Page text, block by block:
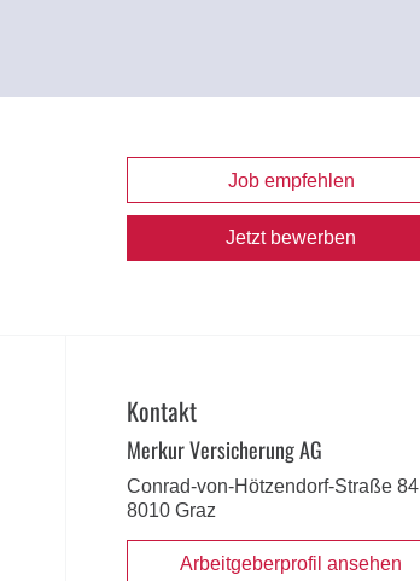
Job empfehlen
Jetzt bewerben
Kontakt
Merkur Versicherung AG
Conrad-von-Hötzendorf-Straße 84
8010 Graz
Arbeitgeberprofil ansehen